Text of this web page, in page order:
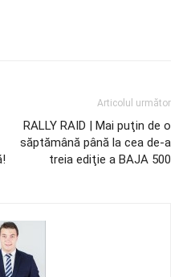
Articolul următor
RALLY RAID | Mai puţin de o
săptămână până la cea de-a
treia ediţie a BAJA 500